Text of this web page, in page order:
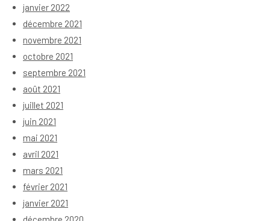
janvier 2022
décembre 2021
novembre 2021
octobre 2021
septembre 2021
août 2021
juillet 2021
juin 2021
mai 2021
avril 2021
mars 2021
février 2021
janvier 2021